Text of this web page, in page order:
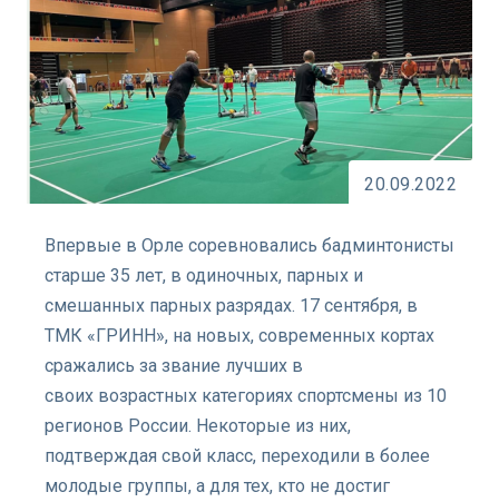
20.09.2022
Впервые в Орле соревновались бадминтонисты
старше 35 лет, в одиночных, парных и
смешанных парных разрядах. 17 сентября, в
ТМК «ГРИНН», на новых, современных кортах
сражались за звание лучших в
своих возрастных категориях спортсмены из 10
регионов России. Некоторые из них,
подтверждая свой класс, переходили в более
молодые группы, а для тех, кто не достиг